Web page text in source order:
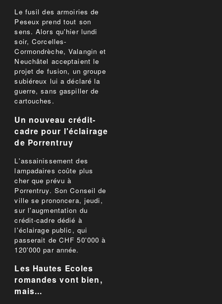
Le fusil des armoiries de
Peseux prend tout son
sens. Alors qu'hier lundi
soir, Corcelles-
Cormondrèche, Valangin et
Neuchâtel acceptaient le
projet de fusion, un groupe
subiéreux lui a déclaré la
guerre, sans gaspiller de
cartouches.
Un nouveau crédit-
cadre pour l'éclairage
de Porrentruy
L'assainissement des
lampadaires coûte plus
cher que prévu à
Porrentruy. Son Conseil de
ville se prononcera, jeudi,
sur l'augmentation du
crédit-cadre dédié à
l'éclairage public, qui
passerait de CHF 50'000 à
120'000 par année.
Les Hautes Ecoles
romandes vont bien,
mais...